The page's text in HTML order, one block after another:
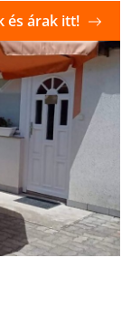
és árak itt!